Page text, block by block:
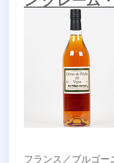
フランス／ブルゴ